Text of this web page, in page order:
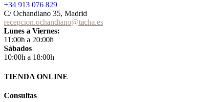
+34 913 076 829
C/ Ochandiano 35, Madrid
recepcion.ochandiano@tacha.es
Lunes a Viernes:
11:00h a 20:00h
Sábados
10:00h a 18:00h
TIENDA ONLINE
Consultas